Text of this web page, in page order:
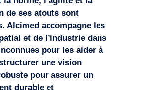
deses atouts sont
Alcimed accompagne les
et de l’industrie dans
pour les aider à
une vision
pour assurer un
durable et